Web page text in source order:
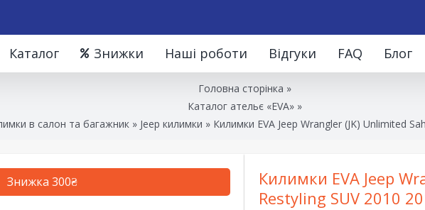
Каталог Знижки Наші роботи Відгуки FAQ Блог
Головна сторінка »
Каталог ательє «EVA»»
в салон та багажник » Jeep килимки » Килимки EVA Jeep Wrangler (JK) Unlimited
Знижка 300₴
Килимки EVA Jeep
Restyling SUV 2010